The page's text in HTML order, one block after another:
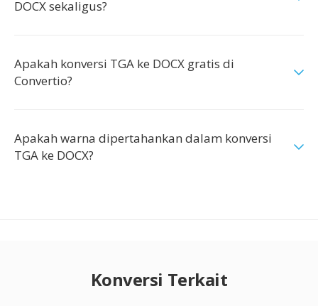
DOCX sekaligus?
Apakah konversi TGA ke DOCX gratis di
Convertio?
Apakah warna dipertahankan dalam konversi
TGA ke DOCX?
Konversi Terkait